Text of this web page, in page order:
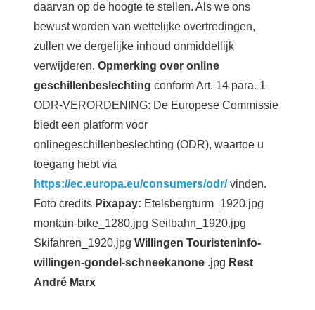
daarvan op de hoogte te stellen. Als we ons
bewust worden van wettelijke overtredingen,
zullen we dergelijke inhoud onmiddellijk
verwijderen. Opmerking over online
geschillenbeslechting conform Art. 14 para. 1
ODR-VERORDENING: De Europese Commissie
biedt een platform voor
onlinegeschillenbeslechting (ODR), waartoe u
toegang hebt via
https://ec.europa.eu/consumers/odr/vinden.
Foto credits Pixapay: Etelsbergturm_1920.jpg
montain-bike_1280.jpg Seilbahn_1920.jpg
Skifahren_1920.jpg Willingen Touristeninfo-
willingen-gondel-schneekanone .jpg Rest
André Marx